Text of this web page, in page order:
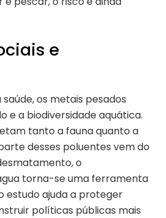
e
os metais pesados
e a biodiversidade aquática.
tanto a fauna quanto a
desses poluentes vem do
o
torna-se uma ferramenta
estudo ajuda a proteger
políticas públicas mais